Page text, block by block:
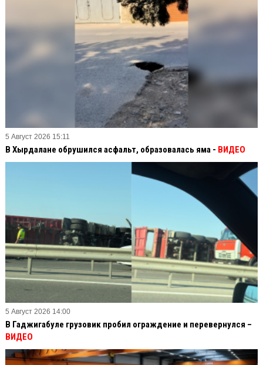
5 Август 2026 15:11
В Хырдалане обрушился асфальт, образовалась яма - ВИДЕО
5 Август 2026 14:00
В Гаджигабуле грузовик пробил ограждение и перевернулся –
ВИДЕО